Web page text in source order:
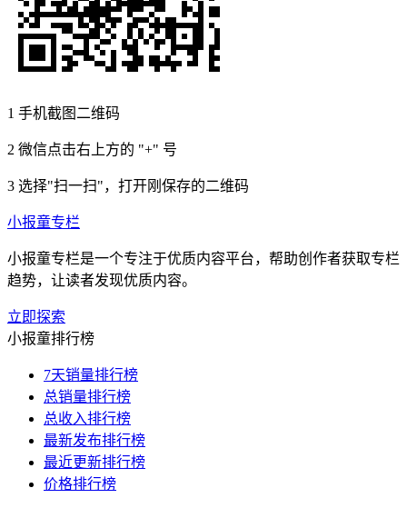
1 手机截图二维码
2 微信点击右上方的 "+" 号
3 选择"扫一扫"，打开刚保存的二维码
小报童专栏
小报童专栏是一个专注于优质内容平台，帮助创作者获取专栏
趋势，让读者发现优质内容。
立即探索
小报童排行榜
7天销量排行榜
总销量排行榜
总收入排行榜
最新发布排行榜
最近更新排行榜
价格排行榜